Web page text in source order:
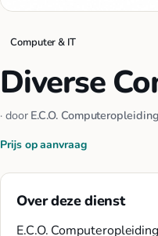
Computer & IT
Diverse
· door E.C.O.
Prijs op aanvraag
Over deze dienst
E.C.O.